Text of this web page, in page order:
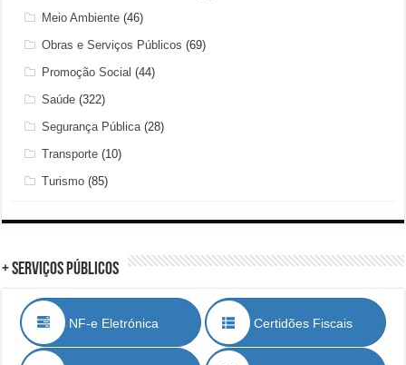
Meio Ambiente (46)
Obras e Serviços Públicos (69)
Promoção Social (44)
Saúde (322)
Segurança Pública(28)
Transporte (10)
Turismo (85)
+ Serviços Públicos
NF-e Eletrónica Certidões Fiscais